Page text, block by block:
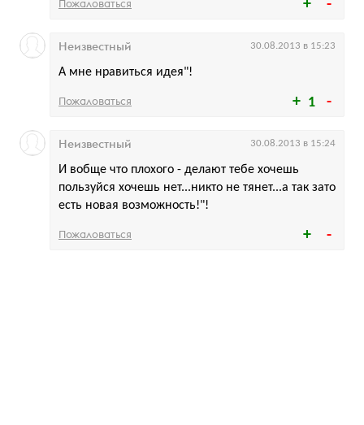
Пожаловаться
1
А мне нравиться идея"!
Неизвестный 30.08.2013 в 15:23
Пожаловаться
И вобще что плохого - делают тебе хочешь
пользуйся хочешь нет...никто не тянет...а так зато
есть новая возможность!"!
Неизвестный 30.08.2013 в 15:24
Пожаловаться